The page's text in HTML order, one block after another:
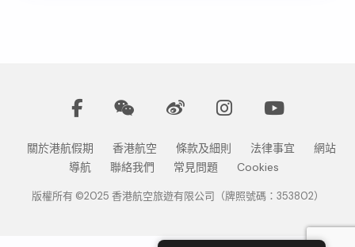
關於港航假期 香港航空 條款及細則 法律事宜
網站
導航
聯絡我們 常見問題 Cookies
版權所有 ©2025 香港航空旅遊有限公司（牌照號碼：353802）